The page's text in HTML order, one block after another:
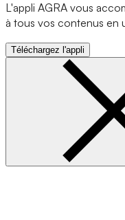
L'appli AGRA vous
à tous vos contenus en
Téléchargez l'appli